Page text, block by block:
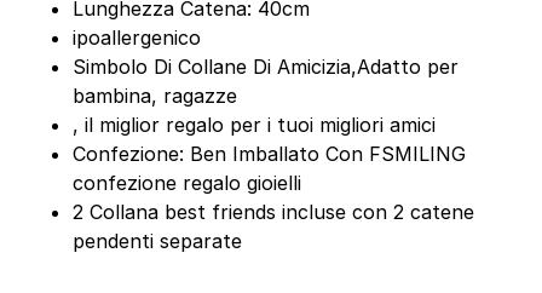
Lunghezza Catena: 40cm
ipoallergenico
Simbolo Di Collane Di Amicizia,Adatto per
bambina, ragazze
, il miglior regalo per i tuoi migliori amici
Confezione: Ben Imballato Con FSMILING
confezione regalo gioielli
2 Collana best friends incluse con 2 catene
pendenti separate